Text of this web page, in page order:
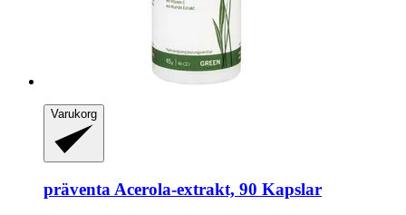
Varukorg
präventa Acerola-​extrakt, 90 Kapslar